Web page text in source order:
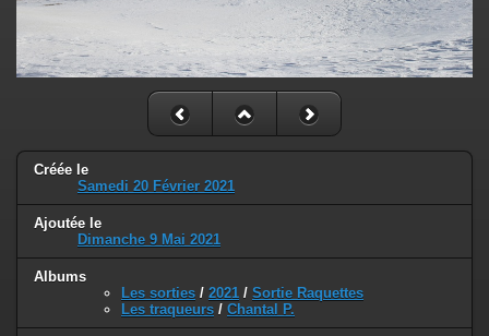
Créée le
Samedi 20 Février 2021
Ajoutée le
Dimanche 9 Mai 2021
Albums
Les sorties / 2021 / Sortie Raquettes
Les traqueurs / Chantal P.